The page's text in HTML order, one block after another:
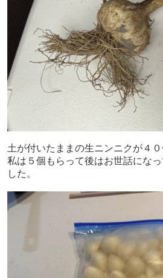
土が付いたままの生ニンニクが４
私は５個もらって後はお世話にな
した。